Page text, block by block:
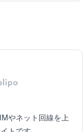
やネット回線を上